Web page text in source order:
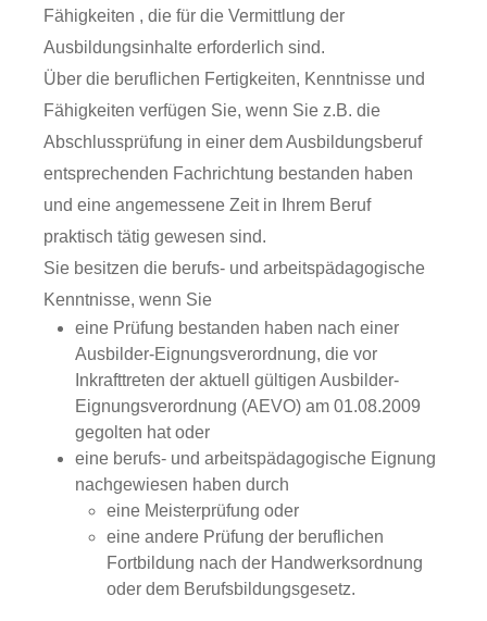
Fähigkeiten , die für die Vermittlung der
Ausbildungsinhalte erforderlich sind.
Über die beruflichen Fertigkeiten, Kenntnisse und
Fähigkeiten verfügen Sie, wenn Sie z.B. die
Abschlussprüfung in einer dem Ausbildungsberuf
entsprechenden Fachrichtung bestanden haben
und eine angemessene Zeit in Ihrem Beruf
praktisch tätig gewesen sind.
Sie besitzen die berufs- und arbeitspädagogische
Kenntnisse, wenn Sie
eine Prüfung bestanden haben nach einer
Ausbilder-Eignungsverordnung, die vor
Inkrafttreten der aktuell gültigen Ausbilder-
Eignungsverordnung (AEVO) am 01.08.2009
gegolten hat oder
eine berufs- und arbeitspädagogische Eignung
nachgewiesen haben durch
eine Meisterprüfung oder
eine andere Prüfung der beruflichen
Fortbildung nach der Handwerksordnung
oder dem Berufsbildungsgesetz.